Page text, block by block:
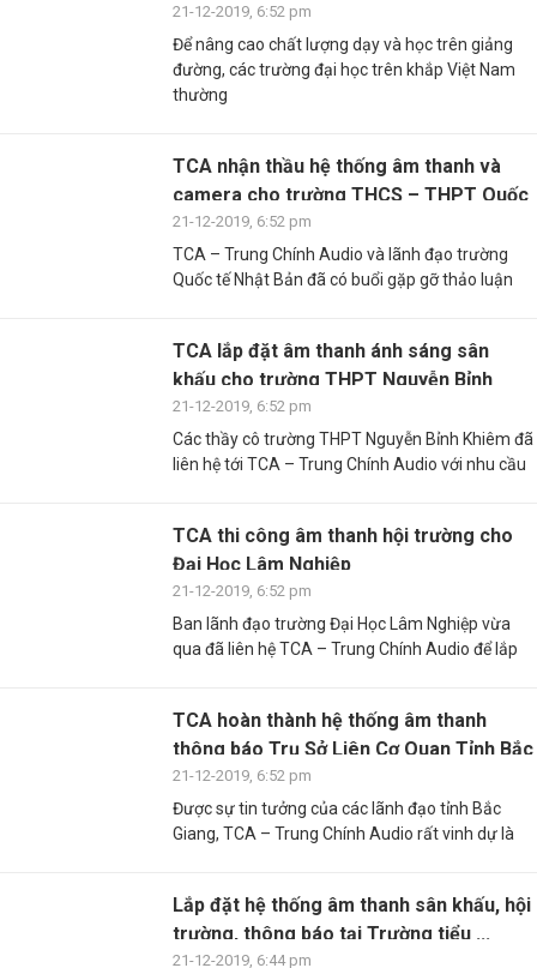
21-12-2019, 6:52 pm
Để nâng cao chất lượng dạy và học trên giảng
đường, các trường đại học trên khắp Việt Nam
thường
TCA nhận thầu hệ thống âm thanh và
camera cho trường THCS – THPT Quốc
tế Nhật ...
21-12-2019, 6:52 pm
TCA – Trung Chính Audio và lãnh đạo trường
Quốc tế Nhật Bản đã có buổi gặp gỡ thảo luận
TCA lắp đặt âm thanh ánh sáng sân
khấu cho trường THPT Nguyễn Bỉnh
Khiêm
21-12-2019, 6:52 pm
Các thầy cô trường THPT Nguyễn Bỉnh Khiêm đã
liên hệ tới TCA – Trung Chính Audio với nhu cầu
TCA thi công âm thanh hội trường cho
Đại Học Lâm Nghiệp
21-12-2019, 6:52 pm
Ban lãnh đạo trường Đại Học Lâm Nghiệp vừa
qua đã liên hệ TCA – Trung Chính Audio để lắp
TCA hoàn thành hệ thống âm thanh
thông báo Trụ Sở Liên Cơ Quan Tỉnh Bắc
Giang
21-12-2019, 6:52 pm
Được sự tin tưởng của các lãnh đạo tỉnh Bắc
Giang, TCA – Trung Chính Audio rất vinh dự là
Lắp đặt hệ thống âm thanh sân khấu, hội
trường, thông báo tại Trường tiểu ...
21-12-2019, 6:44 pm